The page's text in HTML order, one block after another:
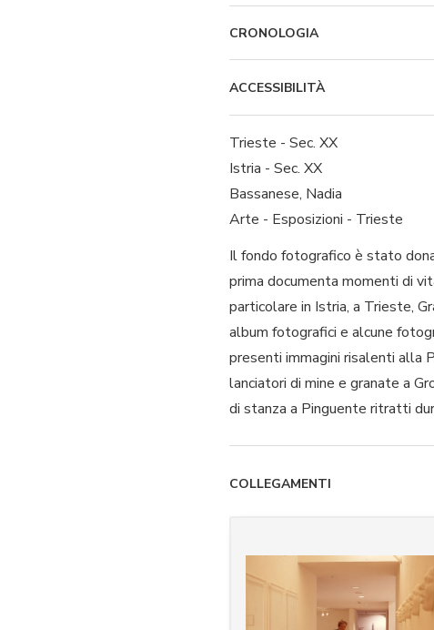
CRONOLOGIA
ACCESSIBILITÀ
Trieste - Sec. XX
Istria - Sec. XX
Bassanese, Nadia
Arte - Esposizioni - Trieste
Il fondo fotografico è stato
prima documenta momenti di
particolare in Istria, a Trieste,
album fotografici e alcune
presenti immagini risalenti alla
lanciatori di mine e granate a
di stanza a Pinguente ritratti
Pinguente, ospitava infatti i
Una parte consistente delle
Roma; Fiorini di Pola; John D.
comprende inoltre una
il 1983 e il 2003. Tale nucleo
COLLEGAMENTI